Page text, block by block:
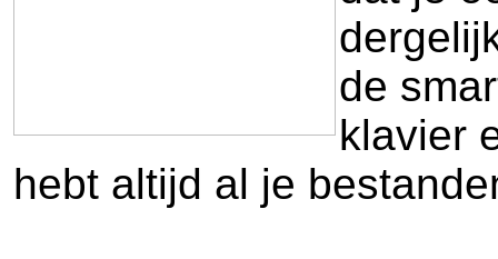
de
klavier
hebt altijd al je